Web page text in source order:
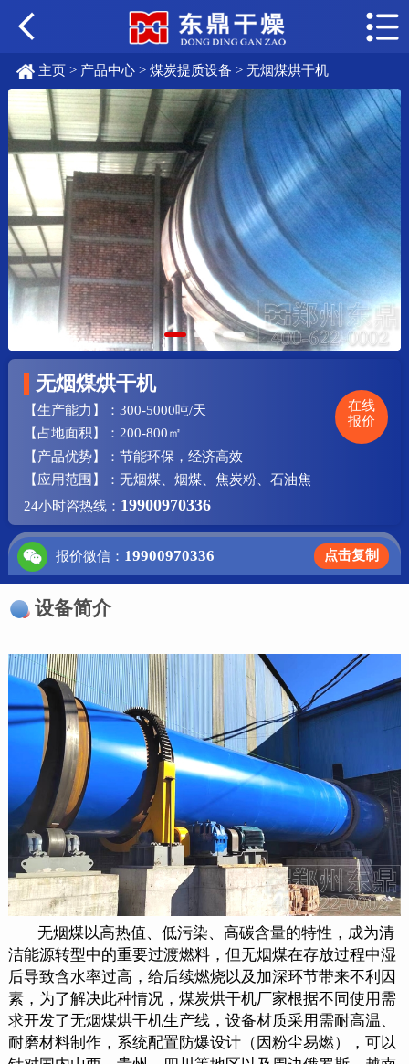
主页> 产品中心> 煤炭提质设备 > 无烟煤烘干机
无烟煤烘干机
【生产能力】：300-5000吨/天
【占地面积】：200-800㎡
【产品优势】：节能环保，经济高效
【应用范围】：无烟煤、烟煤、焦炭粉、石油焦
在线
报价
24小时咨热线： 19900970336
报价微信： 19900970336 点击复制
设备简介
无烟煤以高热值、低污染、高碳含量的特性，成为清
洁能源转型中的重要过渡燃料，但无烟煤在存放过程中湿
后导致含水率过高，给后续燃烧以及加深环节带来不利因
素，为了解决此种情况，煤炭烘干机厂家根据不同使用需
求开发了无烟煤烘干机生产线，设备材质采用需耐高温、
耐磨材料制作，系统配置防爆设计（因粉尘易燃），可以